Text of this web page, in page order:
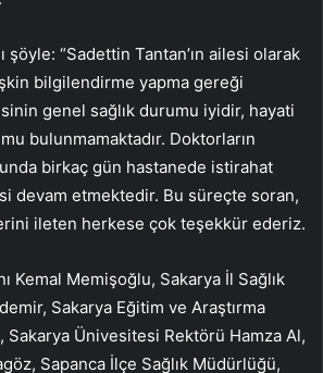
şöyle: “Sadettin Tantan’ın ailesi olarak
bilgilendirme yapma gereği
genel sağlık durumu iyidir, hayati
bulunmamaktadır. Doktorların
birkaç gün hastanede istirahat
devam etmektedir. Bu süreçte soran,
ileten herkese çok teşekkür ederiz.
Kemal Memişoğlu, Sakarya İl Sağlık
Sakarya Eğitim ve Araştırma
Sakarya Ünivesitesi Rektörü Hamza Al,
Sapanca İlçe Sağlık Müdürlüğü,